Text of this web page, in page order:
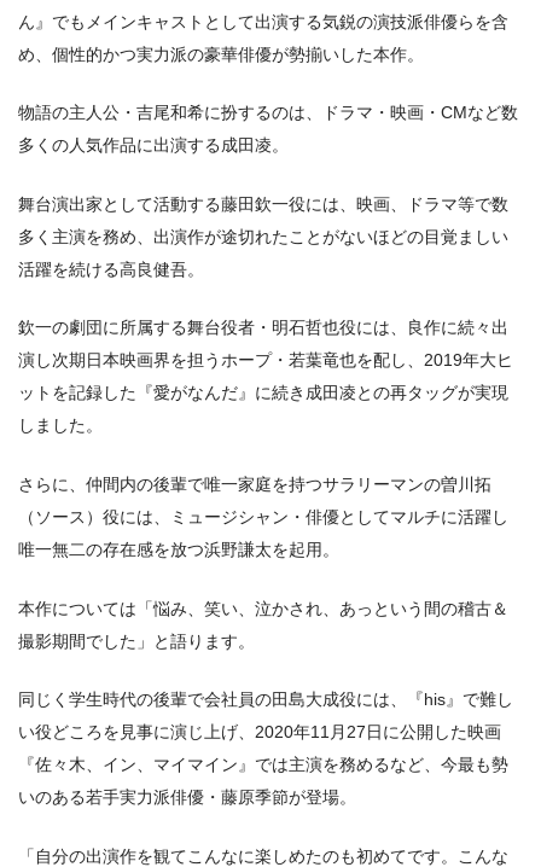
ん』でもメインキャストとして出演する気鋭の演技派俳優らを含
め、個性的かつ実⼒派の豪華俳優が勢揃いした本作。
物語の主⼈公・吉尾和希に扮するのは、ドラマ・映画・CMなど数
多くの⼈気作品に出演する成⽥凌。
舞台演出家として活動する藤⽥欽⼀役には、映画、ドラマ等で数
多く主演を務め、出演作が途切れたことがないほどの⽬覚ましい
活躍を続ける⾼良健吾。
欽⼀の劇団に所属する舞台役者・明⽯哲也役には、良作に続々出
演し次期⽇本映画界を担うホープ・若葉⻯也を配し、2019年⼤ヒ
ットを記録した『愛がなんだ』に続き成⽥凌との再タッグが実現
しました。
さらに、仲間内の後輩で唯⼀家庭を持つサラリーマンの曽川拓
（ソース）役には、ミュージシャン・俳優としてマルチに活躍し
唯⼀無⼆の存在感を放つ浜野謙太を起⽤。
本作については「悩み、笑い、泣かされ、あっという間の稽古＆
撮影期間でした」と語ります。
同じく学⽣時代の後輩で会社員の⽥島⼤成役には、『his』で難し
い役どころを⾒事に演じ上げ、2020年11月27日に公開した映画
『佐々⽊、イン、マイマイン』では主演を務めるなど、今最も勢
いのある若⼿実⼒派俳優・藤原季節が登場。
「⾃分の出演作を観てこんなに楽しめたのも初めてです。こんな